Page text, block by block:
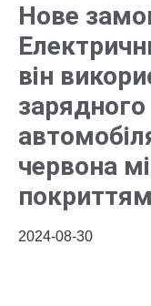
Нове
він
червона
2024-08-30